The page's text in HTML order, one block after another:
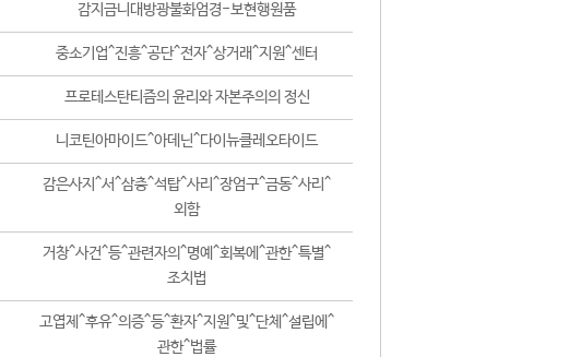
감지금니대방광불화엄경-보현행원품
중소기업^진흥^공단^전자^상거래^지원^센터
프로테스탄티즘의 윤리와 자본주의의 정신
니코틴아마이드^아데닌^다이뉴클레오타이드
감은사지^서^삼층^석탑^사리^장엄구^금동^사리^
외함
거창^사건^등^관련자의^명예^회복에^관한^특별^
조치법
고엽제^후유^의증^등^환자^지원^및^단체^설립에^
관한^법률